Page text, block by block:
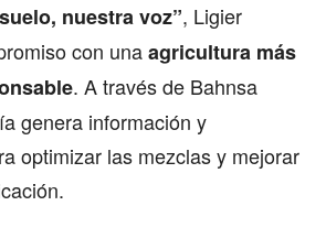
nuestra voz”, Ligier
con unaagricultura más
. A través de Bahnsa
genera información y
optimizar las mezclas y mejorar